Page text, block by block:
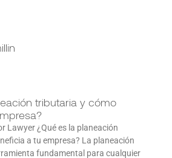
tributaria y cómo
Lawyer ¿Qué es la planeación
a tu empresa? La planeación
fundamental para cualquier